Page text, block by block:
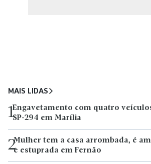
MAIS LIDAS
1Engavetamento com quatro
SP-294 em Marília
2Mulher tem a casa arrombada, é
e estuprada em Fernão